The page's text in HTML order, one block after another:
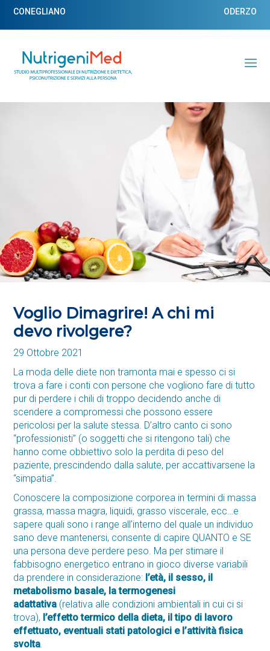
CONEGLIANO ODERZO
Voglio Dimagrire! A chi mi
devo rivolgere?
29 Ottobre 2021
La moda delle diete non tramonta mai e spesso ci si
trova a fare i conti con persone che vogliono fare di tutto
pur di perdere i chili di troppo decidendo anche di
scendere a compromessi che possono essere
pericolosi per la salute stessa. D’altro canto ci sono
“professionisti” (o soggetti che si ritengono tali) che
hanno come obbiettivo solo la perdita di peso del
paziente, prescindendo dalla salute, per accattivarsene la
“simpatia”.
Conoscere la composizione corporea in termini di massa
grassa, massa magra, liquidi, grasso viscerale, ecc…e
sapere quali sono i range all’interno del quale un individuo
sano deve mantenersi, consente di capire QUANTO e SE
una persona deve perdere peso. Ma per stimare il
fabbisogno energetico entrano in gioco diverse variabili
da prendere in considerazione: l’età, il sesso, il
metabolismo basale, la termogenesi
adattativa (relativa alle condizioni ambientali in cui ci si
trova), l’effetto termico della dieta, il tipo di lavoro
effettuato, eventuali stati patologici e l’attività fisica
svolta.